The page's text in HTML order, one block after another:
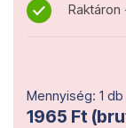
Mennyiség: 1 db
1965 Ft